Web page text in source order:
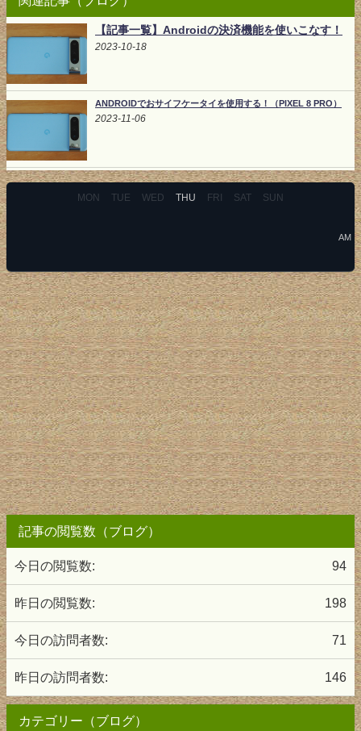
【記事一覧】Androidの決済機能を使いこなす！
2023-10-18
ANDROIDでおサイフケータイを使用する！（PIXEL 8 PRO）
2023-11-06
MON TUE WED THU FRI SAT SUN
AM
記事の閲覧数（ブログ）
94
今日の閲覧数:
198
昨日の閲覧数:
71
今日の訪問者数:
146
昨日の訪問者数:
カテゴリー（ブログ）